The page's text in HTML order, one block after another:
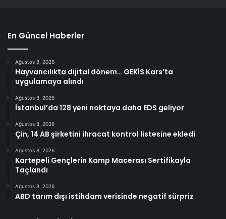
En Güncel Haberler
Ağustos 8, 2026
Hayvancılıkta dijital dönem… GEKİS Kars’ta
uygulamaya alındı
Ağustos 8, 2026
İstanbul’da 128 yeni noktaya daha EDS geliyor
Ağustos 8, 2026
Çin, 14 AB şirketini ihracat kontrol listesine ekledi
Ağustos 8, 2026
Kartepeli Gençlerin Kamp Macerası Sertifikayla
Taçlandı
Ağustos 8, 2026
ABD tarım dışı istihdam verisinde negatif sürpriz